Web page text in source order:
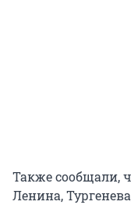
Также сообщали,
Ленина,